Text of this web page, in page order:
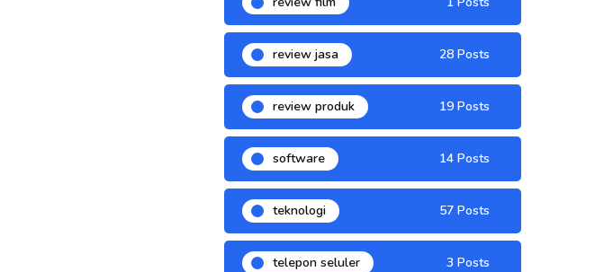
review jasa 28 Posts
review produk 19 Posts
software 14 Posts
teknologi 57 Posts
telepon seluler 3 Posts